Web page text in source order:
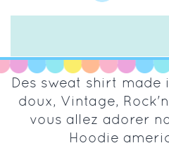
Des sweat shirt made
doux, Vintage,
vous allez adorer
Hoodie